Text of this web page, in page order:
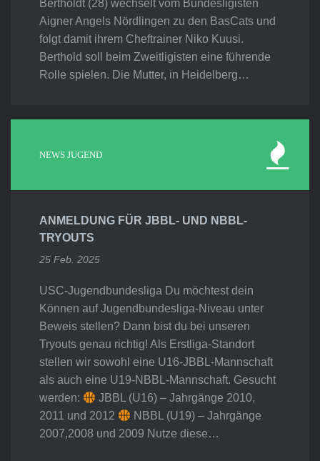
Bertholdt (28) wechselt vom Bundesligisten
Aigner Angels Nördlingen zu den BasCats und
folgt damit ihrem Cheftrainer Niko Kuusi.
Berthold soll beim Zweitligisten eine führende
Rolle spielen. Die Mutter, in Heidelberg…
NEWS JUGEND
ANMELDUNG FÜR JBBL- UND NBBL-
TRYOUTS
25 Feb. 2025
USC-Jugendbundesliga Du möchtest dein
Können auf Jugendbundesliga-Niveau unter
Beweis stellen? Dann bist du bei unseren
Tryouts genau richtig! Als Erstliga-Standort
stellen wir sowohl eine U16-JBBL-Mannschaft
als auch eine U19-NBBL-Mannschaft. Gesucht
werden:
JBBL (U16) – Jahrgänge 2010,
2011 und 2012
NBBL (U19) – Jahrgänge
2007,2008 und 2009 Nutze diese…